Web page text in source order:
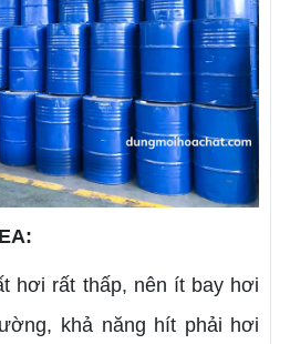
hơi rất thấp, nên ít bay hơi
khả năng hít phải hơi